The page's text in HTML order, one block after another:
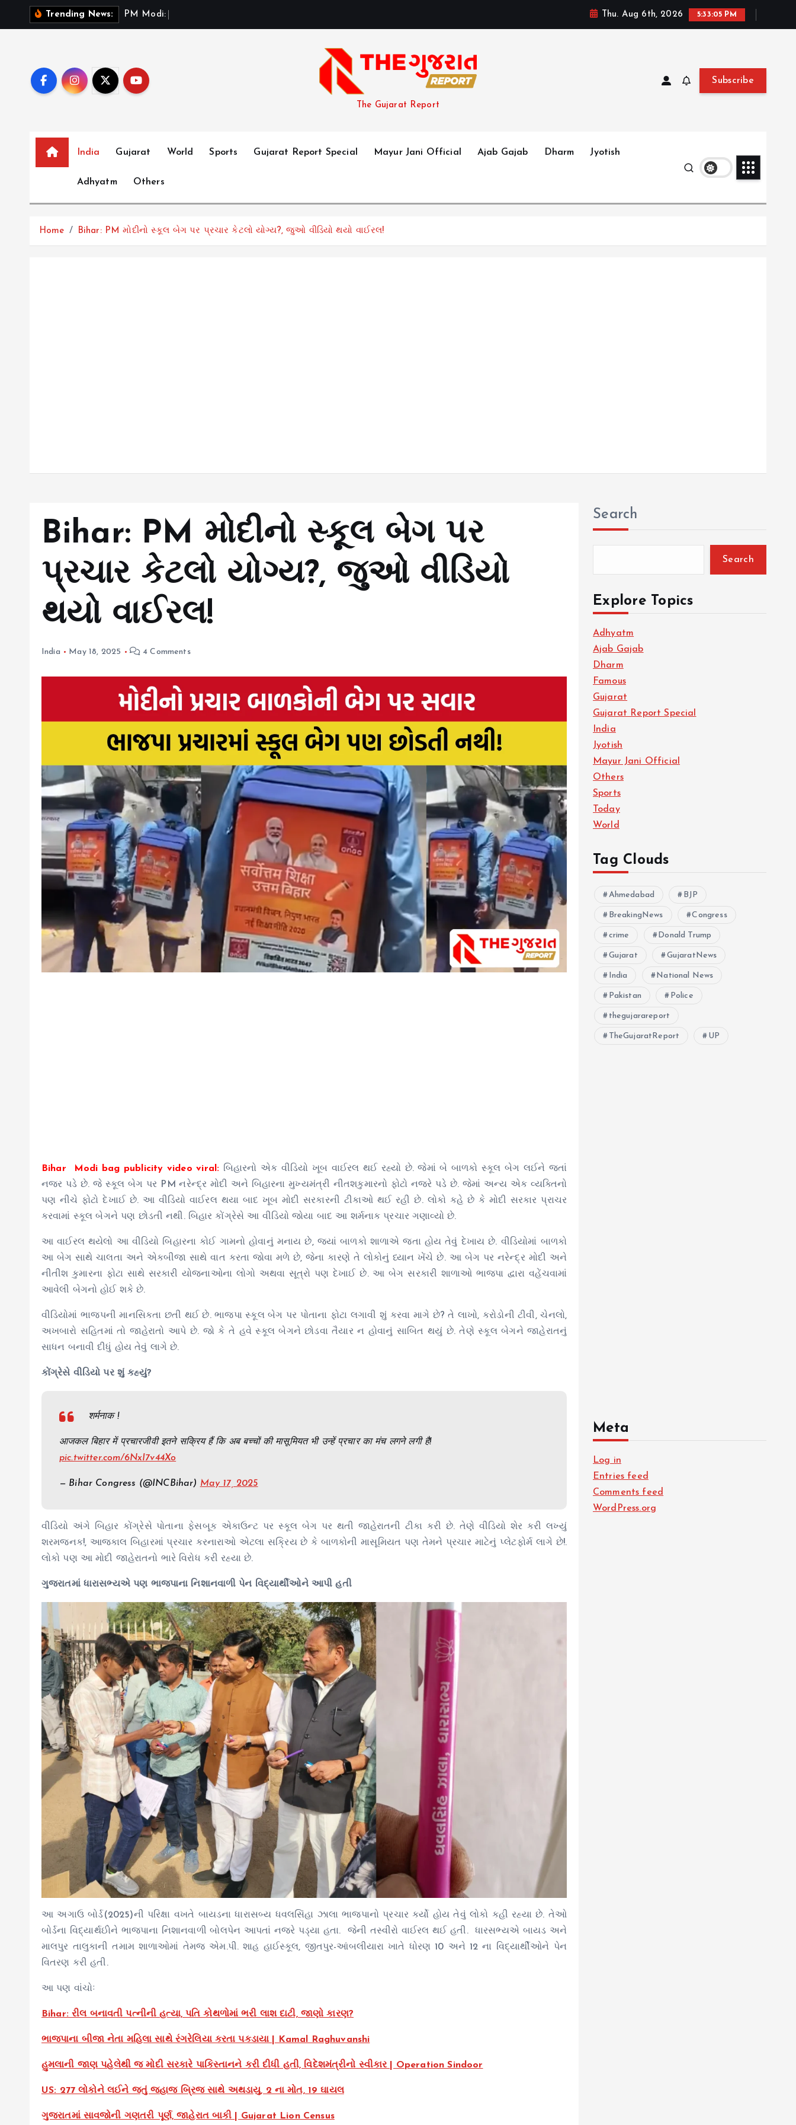
Trending News: P M M o d i: Thu. Aug 6th, 2026 5:33:07 PM
The Gujarat Report
Subscribe
India Gujarat World Sports Gujarat Report Special Mayur Jani Official Ajab Gajab Dharm Jyotish
Adhyatm Others
Home Bihar: PM મોદીનો સ્કૂલ બેગ પર પ્રચાર કેટલો યોગ્ય?, જુઓ વીડિયો થયો વાઈરલ!
Bihar: PM મોદીનો સ્કૂલ બેગ પર
પ્રચાર કેટલો યોગ્ય?, જુઓ વીડિયો
થયો વાઈરલ!
India May 18, 2025 4 Comments
Bihar Modi bag publicity video viral: બિહારનો એક વીડિયો ખૂબ વાઈરલ થઈ રહ્યો છે. જેમાં બે બાળકો સ્કૂલ બેગ લઈને જતાં
નજર પડે છે. જે સ્કૂલ બેગ પર PM નરેન્દ્ર મોદી અને બિહારના મુખ્યમંત્રી નીતશકુમારનો ફોટો નજરે પડે છે. જેમાં અન્ય એક વ્યક્તિનો
પણ નીચે ફોટો દેખાઈ છે. આ વીડિયો વાઈરલ થયા બાદ ખૂબ મોદી સરકારની ટીકાઓ થઈ રહી છે. લોકો કહે છે કે મોદી સરકાર પ્રાચર
કરવામાં સ્કૂલ બેગને પણ છોડતી નથી. બિહાર કોંગ્રેસે આ વીડિયો જોયા બાદ આ શર્મનાક પ્રચાર ગણાવ્યો છે.
આ વાઈરલ થયેલો આ વીડિયો બિહારના કોઈ ગામનો હોવાનું મનાય છે, જ્યાં બાળકો શાળાએ જતા હોય તેવું દેખાય છે. વીડિયોમાં બાળકો
આ બેગ સાથે ચાલતા અને એકબીજા સાથે વાત કરતા જોવા મળે છે, જેના કારણે તે લોકોનું ધ્યાન ખેંચે છે. આ બેગ પર નરેન્દ્ર મોદી અને
નીતીશ કુમારના ફોટા સાથે સરકારી યોજનાઓના લોગો અથવા સૂત્રો પણ દેખાઈ છે. આ બેગ સરકારી શાળાઓ ભાજપા દ્વારા વહેંચવામાં
આવેલી બેગનો હોઈ શકે છે.
વીડિયોમાં ભાજપની માનસિકતા છતી થઈ છે. ભાજપા સ્કૂલ બેગ પર પોતાના ફોટા લગાવી શું કરવા માગે છે? તે લાખો, કરોડોની ટીવી, ચેનલો,
અખબારો સહિતમાં તો જાહેરાતો આપે છે. જો કે તે હવે સ્કૂલ બેગને છોડવા તૈયાર ન હોવાનું સાબિત થયું છે. તેણે સ્કૂલ બેગને જાહેરાતનું
સાધન બનાવી દીધું હોય તેવું લાગે છે.
કોંગ્રેસે વીડિયો પર શું કહ્યું?
शर्मनाक !
आजकल बिहार में प्रचारजीवी इतने सक्रिय हैं कि अब बच्चों की मासूमियत भी उन्हें प्रचार का मंच लगने लगी है!
pic.twitter.com/6NxI7v44Xo
— Bihar Congress (@INCBihar) May 17, 2025
વીડિયો અંગે બિહાર કોંગ્રેસે પોતાના ફેસબૂક એકાઉન્ટ પર સ્કૂલ બેગ પર થતી જાહેરાતની ટીકા કરી છે. તેણે વીડિયો શેર કરી લખ્યું
શરમજનક!, આજકાલ બિહારમાં પ્રચાર કરનારાઓ એટલા સક્રિય છે કે બાળકોની માસૂમિયત પણ તેમને પ્રચાર માટેનું પ્લેટફોર્મ લાગે છે!.
લોકો પણ આ મોદી જાહેરાતનો ભારે વિરોધ કરી રહ્યા છે.
ગુજરાતમાં ધારાસભ્યએ પણ ભાજપાના નિશાનવાળી પેન વિદ્યાર્થીઓને આપી હતી
આ અગાઉ બોર્ડ(2025)ની પરિક્ષા વખતે બાયડના ધારાસબ્ય ધવલસિંહા ઝાલા ભાજપાનો પ્રચાર કર્યો હોય તેવું લોકો કહી રહ્યા છે. તેઓ
બોર્ડના વિદ્યાર્થઈોને ભાજપાના નિશાનવાળી બોલપેન આપતાં નજરે પડ્યા હતા. જેની તસ્વીરો વાઈરલ થઈ હતી. ધારસભ્યએ બાયડ અને
માલપુર તાલુકાની તમામ શાળાઓમાં તેમજ એમ.પી. શાહ હાઈસ્કૂલ, જીતપુર-આંબલીયારા ખાતે ધોરણ 10 અને 12 ના વિદ્યાર્થીઓને પેન
વિતરણ કરી હતી.
આ પણ વાંચોઃ
Bihar: રીલ બનાવતી પત્નીની હત્યા, પતિ કોથળોમાં ભરી લાશ દાટી, જાણો કારણ?
ભાજપાના બીજા નેતા મહિલા સાથે રંગરેલિયા કરતા પકડાયા | Kamal Raghuvanshi
હુમલાની જાણ પહેલેથી જ મોદી સરકારે પાકિસ્તાનને કરી દીધી હતી, વિદેશમંત્રીનો સ્વીકાર | Operation Sindoor
US: 277 લોકોને લઈને જતું જહાજ બ્રિજ સાથે અથડાયુ, 2 ના મોત, 19 ઘાયલ
ગુજરાતમાં સાવજોની ગણતરી પૂર્ણ, જાહેરાત બાકી | Gujarat Lion Census
Search
Search
Explore Topics
Adhyatm
Ajab Gajab
Dharm
Famous
Gujarat
Gujarat Report Special
India
Jyotish
Mayur Jani Official
Others
Sports
Today
World
Tag Clouds
Ahmedabad BJP
BreakingNews Congress
crime Donald Trump
Gujarat GujaratNews
India National News
Pakistan Police
thegujarareport
TheGujaratReport UP
Meta
Log in
Entries feed
Comments feed
WordPress.org